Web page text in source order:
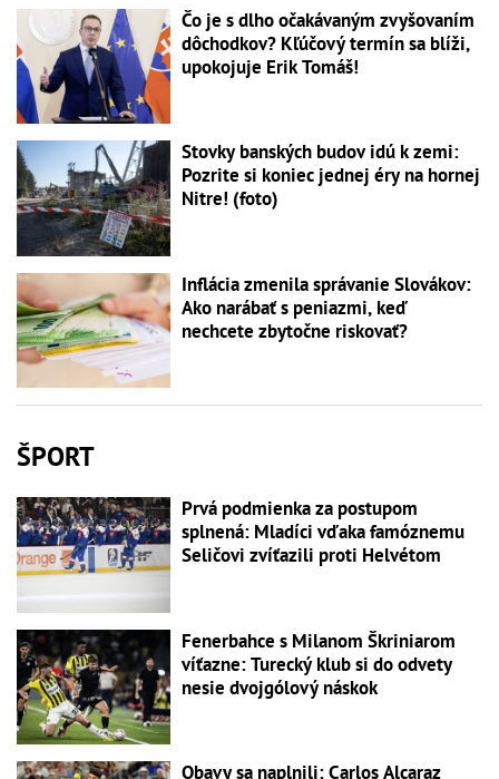
Čo je s dlho očakávaným zvyšovaním
dôchodkov? Kľúčový termín sa blíži,
upokojuje Erik Tomáš!
Stovky banských budov idú k zemi:
Pozrite si koniec jednej éry na hornej
Nitre! (foto)
Inflácia zmenila správanie Slovákov:
Ako narábať s peniazmi, keď
nechcete zbytočne riskovať?
ŠPORT
Prvá podmienka za postupom
splnená: Mladíci vďaka famóznemu
Seličovi zvíťazili proti Helvétom
Fenerbahce s Milanom Škriniarom
víťazne: Turecký klub si do odvety
nesie dvojgólový náskok
Obavy sa naplnili: Carlos Alcaraz